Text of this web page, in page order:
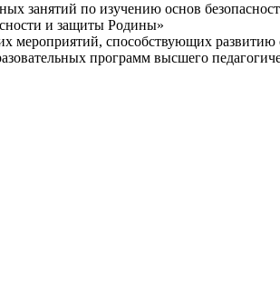
занятий по изучению основ
и защиты Родины»
мероприятий, способствующих
программ высшего